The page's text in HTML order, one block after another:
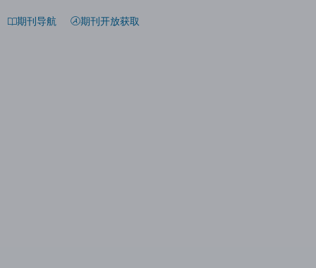
期刊导航 期刊开放获取